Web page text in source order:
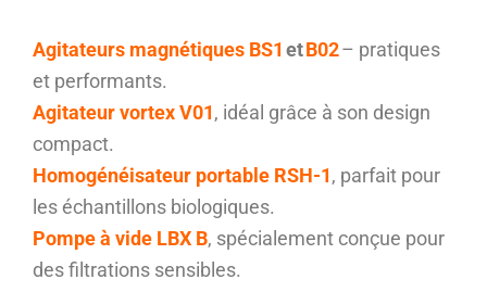
Agitateurs magnétiques BS1 etB02– pratiques
et performants.
Agitateur vortex V01, idéal grâce à son design
compact.
Homogénéisateur portable RSH-1, parfait pour
les échantillons biologiques.
Pompe à vide LBX B, spécialement conçue pour
des filtrations sensibles.